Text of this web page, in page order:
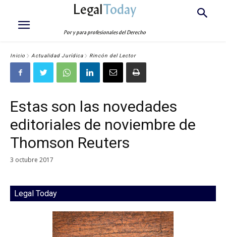
LegalToday
Por y para profesionales del Derecho
Inicio Actualidad Jurídica Rincón del Lector
Estas son las novedades
editoriales de noviembre de
Thomson Reuters
3 octubre 2017
Legal Today